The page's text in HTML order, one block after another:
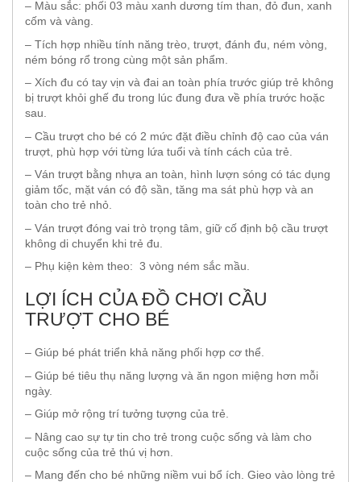
– Màu sắc: phối 03 màu xanh dương tím than, đỏ đun, xanh
cốm và vàng.
– Tích hợp nhiều tính năng trèo, trượt, đánh đu, ném vòng,
ném bóng rổ trong cùng một sản phẩm.
– Xích đu có tay vịn và đai an toàn phía trước giúp trẻ không
bị trượt khỏi ghế đu trong lúc đung đưa về phía trước hoặc
sau.
– Cầu trượt cho bé có 2 mức đặt điều chỉnh độ cao của ván
trượt, phù hợp với từng lứa tuổi và tính cách của trẻ.
– Ván trượt bằng nhựa an toàn, hình lượn sóng có tác dụng
giảm tốc, mặt ván có độ sần, tăng ma sát phù hợp và an
toàn cho trẻ nhỏ.
– Ván trượt đóng vai trò trọng tâm, giữ cố định bộ cầu trượt
không di chuyển khi trẻ đu.
– Phụ kiện kèm theo: 3 vòng ném sắc mầu.
LỢI ÍCH CỦA ĐỒ CHƠI CẦU
TRƯỢT CHO BÉ
– Giúp bé phát triển khả năng phối hợp cơ thể.
– Giúp bé tiêu thụ năng lượng và ăn ngon miệng hơn mỗi
ngày.
– Giúp mở rộng trí tưởng tượng của trẻ.
– Nâng cao sự tự tin cho trẻ trong cuộc sống và làm cho
cuộc sống của trẻ thú vị hơn.
– Mang đến cho bé những niềm vui bổ ích. Gieo vào lòng trẻ